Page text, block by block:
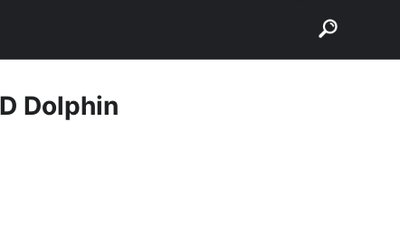
Dolphin